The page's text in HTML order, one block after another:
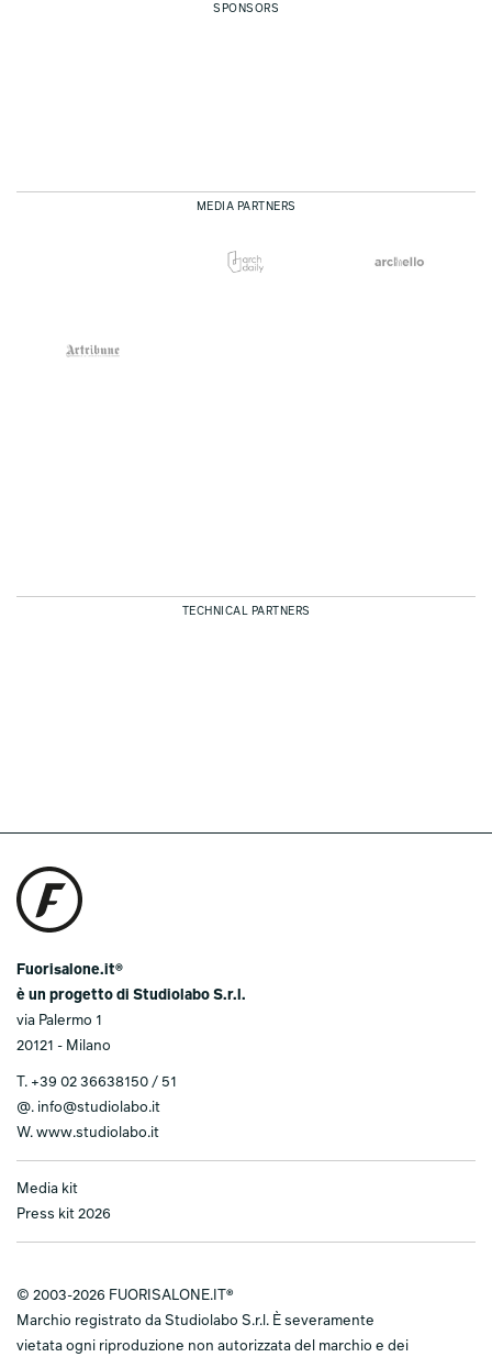
SPONSORS
MEDIA PARTNERS
TECHNICAL PARTNERS
Fuorisalone.it®
è un progetto di Studiolabo S.r.l.
via Palermo 1
20121 - Milano
T. +39 02 36638150 / 51
@. info@studiolabo.it
W. www.studiolabo.it
Media kit
Press kit 2026
© 2003-2026 FUORISALONE.IT®
Marchio registrato da Studiolabo S.r.l. È severamente
vietata ogni riproduzione non autorizzata del marchio e dei